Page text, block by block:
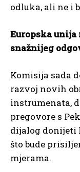
odluka, ali ne i
Europska unija
snažnijeg
Komisija sada
razvoj novih
instrumenata,
pregovore s
dijalog donijeti
što bude
mjerama.